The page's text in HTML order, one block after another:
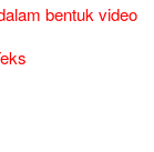
bentuk video